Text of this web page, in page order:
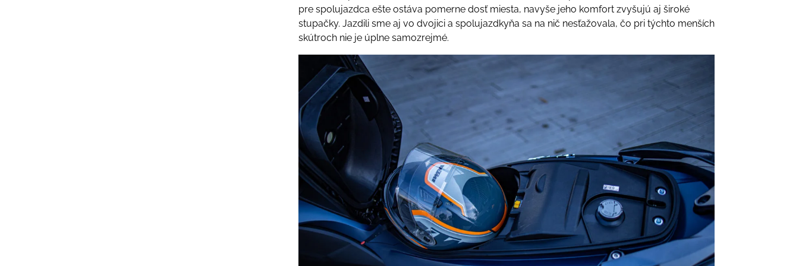
pre spolujazdca ešte ostáva pomerne dosť miesta, navyše jeho komfort zvyšujú aj široké
stupačky. Jazdili sme aj vo dvojici a spolujazdkyňa sa na nič nesťažovala, čo pri týchto menších
skútroch nie je úplne samozrejmé.